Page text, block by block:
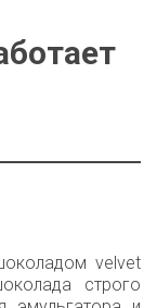
velvet
строго